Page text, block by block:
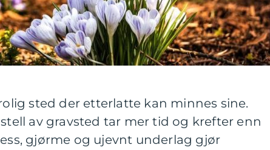
sted der etterlatte kan minnes sine.
av gravsted tar mer tid og krefter enn
gjørme og ujevnt underlag gjør